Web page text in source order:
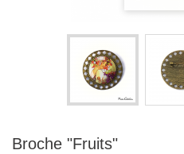
Broche "Fruits"